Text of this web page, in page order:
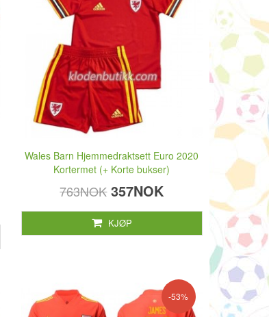
Wales Barn Hjemmedraktsett Euro 2020
Kortermet (+ Korte bukser)
763NOK 357NOK
KJØP
-53%